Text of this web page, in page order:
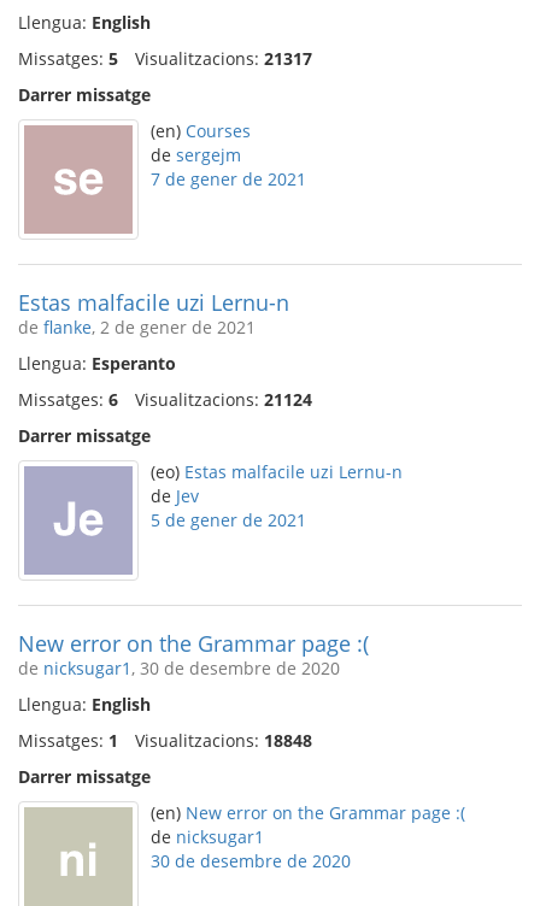
Llengua: English
Missatges: 5 Visualitzacions: 21317
Darrer missatge
(en) Courses
de sergejm
7 de gener de 2021
Estas malfacile uzi Lernu-n
de flanke, 2 de gener de 2021
Llengua: Esperanto
Missatges: 6 Visualitzacions: 21124
Darrer missatge
(eo) Estas malfacile uzi Lernu-n
de Jev
5 de gener de 2021
New error on the Grammar page :(
de nicksugar1 , 30 de desembre de 2020
Llengua: English
Missatges: 1 Visualitzacions: 18848
Darrer missatge
(en) New error on the Grammar page :(
de nicksugar1
30 de desembre de 2020